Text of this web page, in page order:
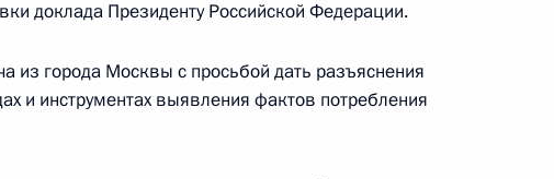
Федерации по приёму граждан в Москве 29
доклада Президенту Российской Федерации.
из города Москвы с просьбой дать разъяснения
и инструментах выявления фактов потребления